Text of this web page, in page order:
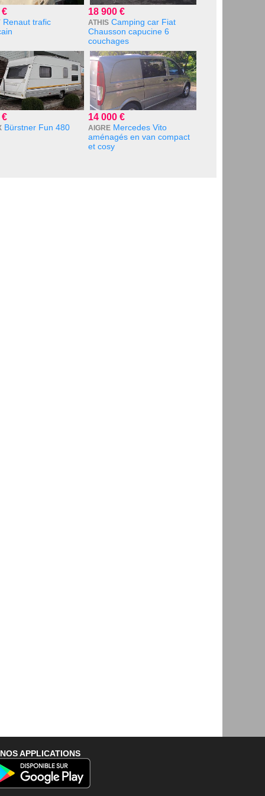
€
Renaut trafic
18 900 €
ATHIS Camping car Fiat
Chausson capucine 6
couchages
€
Bürstner Fun 480
14 000 €
AIGRE Mercedes Vito
aménagés en van compact
et cosy
NOS APPLICATIONS